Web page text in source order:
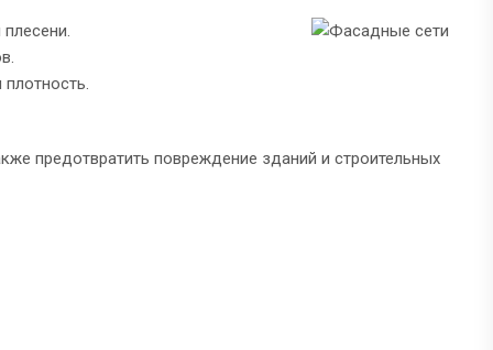
предотвратить повреждение зданий и строительных